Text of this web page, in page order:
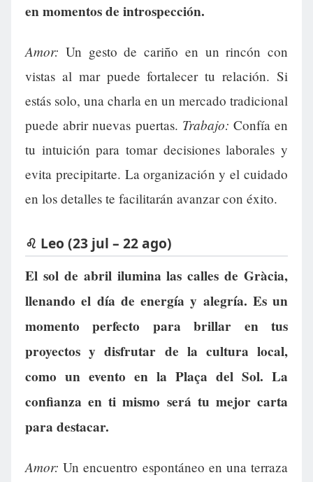
en momentos de introspección.
Amor: Un gesto de cariño en un rincón con
vistas al mar puede fortalecer tu relación. Si
estás solo, una charla en un mercado tradicional
puede abrir nuevas puertas. Trabajo: Confía en
tu intuición para tomar decisiones laborales y
evita precipitarte. La organización y el cuidado
en los detalles te facilitarán avanzar con éxito.
♌ Leo (23 jul – 22 ago)
El sol de abril ilumina las calles de Gràcia,
llenando el día de energía y alegría. Es un
momento perfecto para brillar en tus
proyectos y disfrutar de la cultura local,
como un evento en la Plaça del Sol. La
confianza en ti mismo será tu mejor carta
para destacar.
Amor: Un encuentro espontáneo en una terraza